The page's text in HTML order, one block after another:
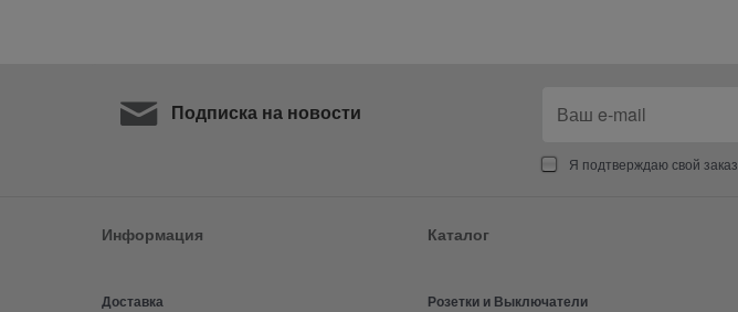
Подписка на новости
Я подтверждаю свой заказ.
Информация
Доставка
Каталог
Розетки и Выключатели